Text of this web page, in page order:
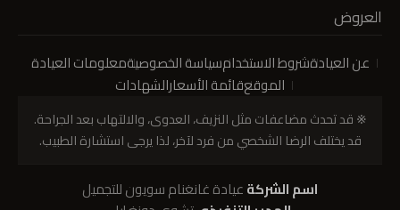
العروض
عن العيادةشروط الاستخدامسياسة الخصوصيةمعلومات العيادة
الموقعقائمة الأسعارالشهادات
※ قد تحدث مضاعفات مثل النزيف، العدوى، والالتهاب بعد الجراحة.
قد يختلف الرضا الشخصي من فرد لآخر، لذا يرجى استشارة الطبيب.
اسم الشركةعيادة غانغنام سويون للتجميل